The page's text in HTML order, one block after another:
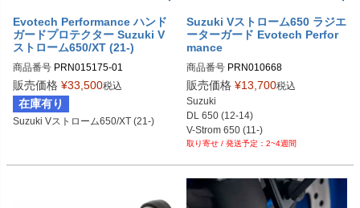
Evotech Performance ハンド
ガードプロテクター Suzuki V
ストローム650/XT (21-)
商品番号 PRN015175-01
販売価格 ¥33,500税込
在庫有り
Suzuki Vストローム650/XT (21-)
Suzuki Vストローム650 ラジエ
ーターガード Evotech Perfor
mance
商品番号 PRN010668
PRN010668-01
PRN010668-02
PRN010668-03
PRN010668-04
PRN010668-05
PRN010668-07
販売価格 ¥13,700税込
Suzuki
DL 650 (12-14)
V-Strom 650 (11-)
V-Strom 650XT (17-)2~4週間